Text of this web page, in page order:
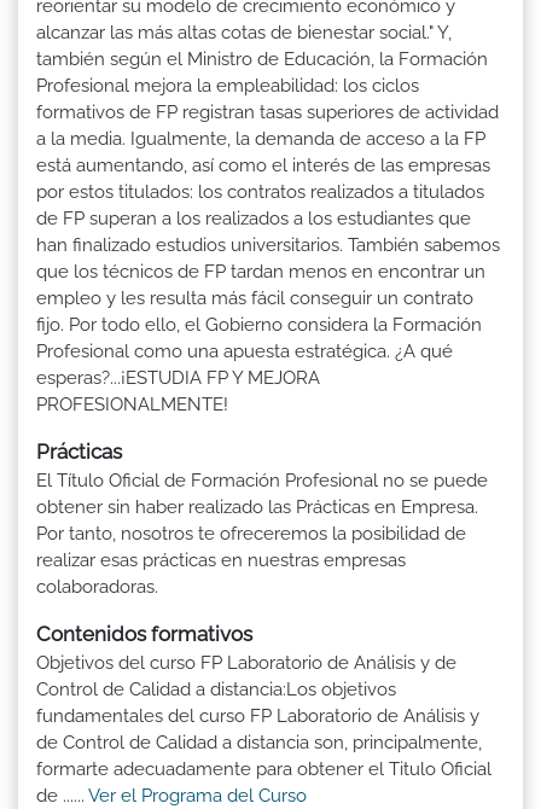
reorientar su modelo de crecimiento económico y
alcanzar las más altas cotas de bienestar social." Y,
también según el Ministro de Educación, la Formación
Profesional mejora la empleabilidad: los ciclos
formativos de FP registran tasas superiores de actividad
a la media. Igualmente, la demanda de acceso a la FP
está aumentando, así como el interés de las empresas
por estos titulados: los contratos realizados a titulados
de FP superan a los realizados a los estudiantes que
han finalizado estudios universitarios. También sabemos
que los técnicos de FP tardan menos en encontrar un
empleo y les resulta más fácil conseguir un contrato
fijo. Por todo ello, el Gobierno considera la Formación
Profesional como una apuesta estratégica. ¿A qué
esperas?...¡ESTUDIA FP Y MEJORA
PROFESIONALMENTE!
Prácticas
El Título Oficial de Formación Profesional no se puede
obtener sin haber realizado las Prácticas en Empresa.
Por tanto, nosotros te ofreceremos la posibilidad de
realizar esas prácticas en nuestras empresas
colaboradoras.
Contenidos formativos
Objetivos del curso FP Laboratorio de Análisis y de
Control de Calidad a distancia:Los objetivos
fundamentales del curso FP Laboratorio de Análisis y
de Control de Calidad a distancia son, principalmente,
formarte adecuadamente para obtener el Titulo Oficial
de ...... Ver el Programa del Curso